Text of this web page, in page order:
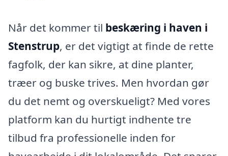
Når det kommer til beskæring i haven i
Stenstrup, er det vigtigt at finde de rette
fagfolk, der kan sikre, at dine planter,
træer og buske trives. Men hvordan gør
du det nemt og overskueligt? Med vores
platform kan du hurtigt indhente tre
tilbud fra professionelle inden for